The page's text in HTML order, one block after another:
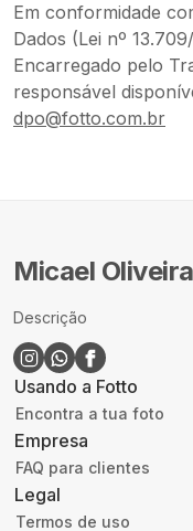
Em conformidade
Dados (Lei nº
Encarregado pelo
responsável
dpo@fotto.com.br
Micael
Descrição
Usando a Fotto
Encontra a tua foto
Empresa
FAQ para clientes
Legal
Termos de uso